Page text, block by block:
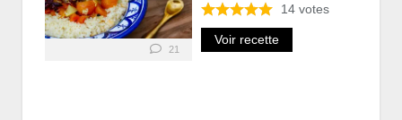
21
14 votes
Voir recette